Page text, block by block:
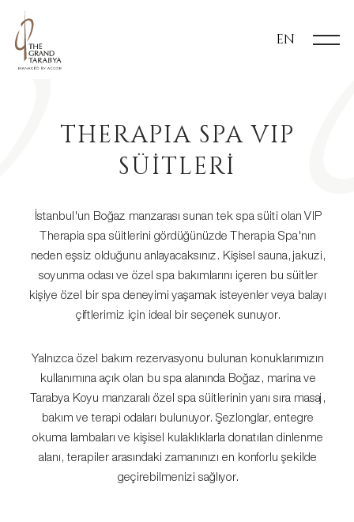
EN
THERAPIA SPA VIP
SÜİTLERİ
İstanbul'un Boğaz manzarası sunan tek spa süiti olan VIP
Therapia spa süitlerini gördüğünüzde Therapia Spa'nın
neden eşsiz olduğunu anlayacaksınız. Kişisel sauna, jakuzi,
soyunma odası ve özel spa bakımlarını içeren bu süitler
kişiye özel bir spa deneyimi yaşamak isteyenler veya balayı
çiftlerimiz için ideal bir seçenek sunuyor.
Yalnızca özel bakım rezervasyonu bulunan konuklarımızın
kullanımına açık olan bu spa alanında Boğaz, marina ve
Tarabya Koyu manzaralı özel spa süitlerinin yanı sıra masaj,
bakım ve terapi odaları bulunuyor. Şezlonglar, entegre
okuma lambaları ve kişisel kulaklıklarla donatılan dinlenme
alanı, terapiler arasındaki zamanınızı en konforlu şekilde
geçirebilmenizi sağlıyor.